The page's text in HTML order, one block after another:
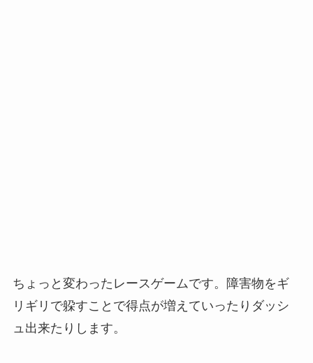
ちょっと変わったレースゲームです。障害物をギ
リギリで躱すことで得点が増えていったりダッシ
ュ出来たりします。